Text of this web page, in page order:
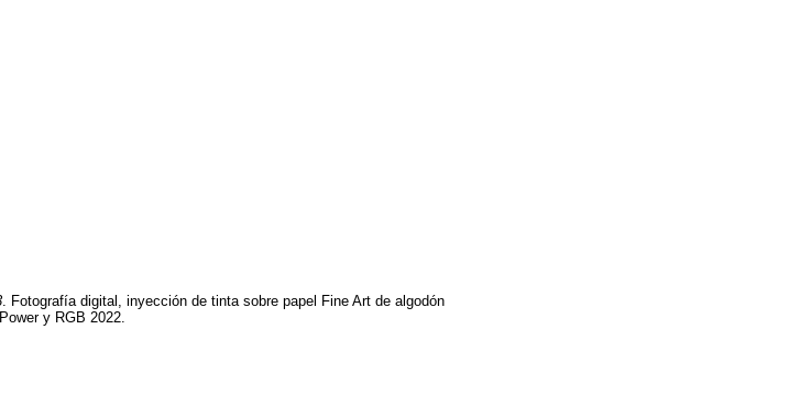
. Fotografía digital, inyección de tinta sobre papel Fine Art de algodón
y RGB 2022.